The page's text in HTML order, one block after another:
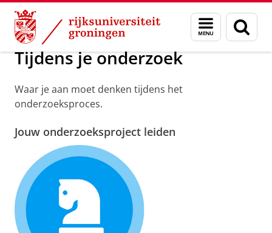
Skip
Content
Skip
Navigation
Menu
en
zoeken
Onderzoek Tijdens je onderzoek
Tijdens je onderzoek
Waar je aan moet denken tijdens het
onderzoeksproces.
Jouw onderzoeksproject leiden